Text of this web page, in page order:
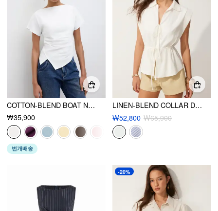
COTTON-BLEND BOAT NECK RUCHED ASYMMETRICAL HEM TEE
₩35,900
번개배송
LINEN-BLEND COLLAR DRAWSTRING SLEEVELESS BLOUSE
₩52,800 ₩65,900
-20%